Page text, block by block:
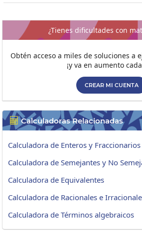
¿Tienes dificultades con
Obtén acceso a miles de soluciones a
¡y va en aumento
CREAR MI CUENTA
 Calculadoras Relacionadas
Calculadora de Enteros y Fraccionarios
Calculadora de Semejantes y No
Calculadora de Equivalentes
Calculadora de Racionales e
Calculadora de Términos algebraicos